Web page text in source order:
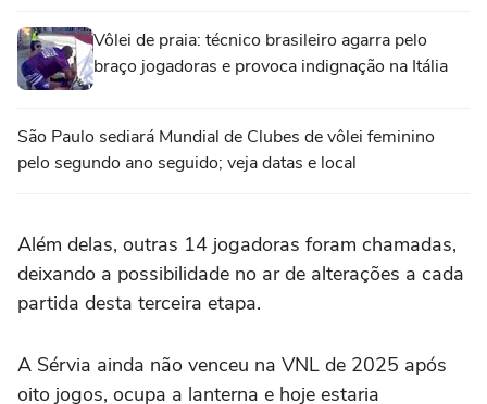
Vôlei de praia: técnico brasileiro agarra pelo
braço jogadoras e provoca indignação na Itália
São Paulo sediará Mundial de Clubes de vôlei feminino
pelo segundo ano seguido; veja datas e local
Além delas, outras 14 jogadoras foram chamadas,
deixando a possibilidade no ar de alterações a cada
partida desta terceira etapa.
A Sérvia ainda não venceu na VNL de 2025 após
oito jogos, ocupa a lanterna e hoje estaria